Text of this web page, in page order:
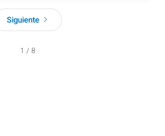
Siguiente
1 / 8